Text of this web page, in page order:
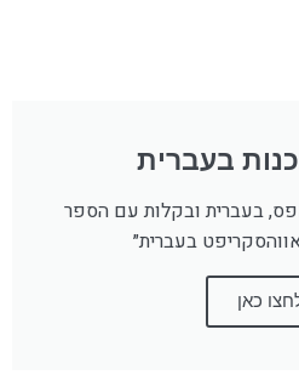
בעברית
בעברית ובקלות עם הספר
בעברית״
כאן